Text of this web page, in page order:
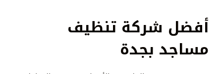
أفضل شركة تنظيف
مساجد بجدة